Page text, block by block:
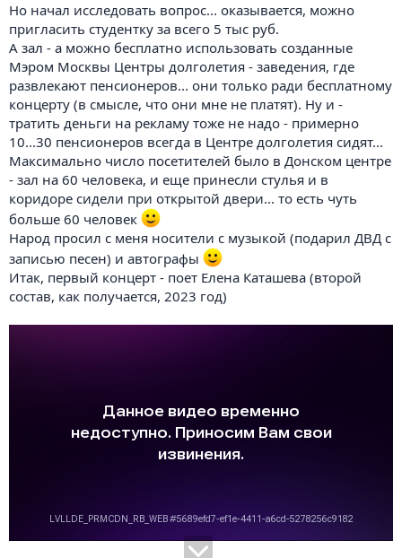
Но начал исследовать вопрос... оказывается, можно
пригласить студентку за всего 5 тыс руб.
А зал - а можно бесплатно использовать созданные
Мэром Москвы Центры долголетия - заведения, где
развлекают пенсионеров... они только ради бесплатному
концерту (в смысле, что они мне не платят). Ну и -
тратить деньги на рекламу тоже не надо - примерно
10...30 пенсионеров всегда в Центре долголетия сидят...
Максимально число посетителей было в Донском центре
- зал на 60 человека, и еще принесли стулья и в
коридоре сидели при открытой двери... то есть чуть
больше 60 человек
Народ просил с меня носители с музыкой (подарил ДВД с
записью песен) и автографы
Итак, первый концерт - поет Елена Каташева (второй
состав, как получается, 2023 год)